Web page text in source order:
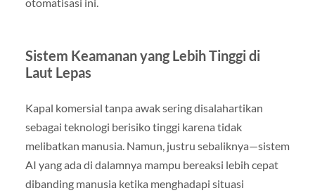
Sistem Keamanan yang Lebih Tinggi di
Laut Lepas
Kapal komersial tanpa awak sering disalahartikan
sebagai teknologi berisiko tinggi karena tidak
melibatkan manusia. Namun, justru sebaliknya—sistem
AI yang ada di dalamnya mampu bereaksi lebih cepat
dibanding manusia ketika menghadapi situasi